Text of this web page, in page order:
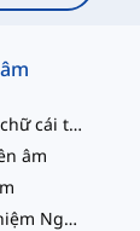
Bảng chữ cái tiếng Anh
âm
Khái niệm Ngữ âm học